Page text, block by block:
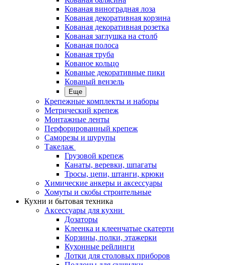
Кованая виноградная лоза
Кованая декоративная корзина
Кованая декоративная розетка
Кованая заглушка на столб
Кованая полоса
Кованая труба
Кованое кольцо
Кованые декоративные пики
Кованый вензель
Еще
Крепежные комплекты и наборы
Метрический крепеж
Монтажные ленты
Перфорированный крепеж
Саморезы и шурупы
Такелаж
Грузовой крепеж
Канаты, веревки, шпагаты
Тросы, цепи, штанги, крюки
Химические анкеры и аксессуары
Хомуты и скобы строительные
Кухни и бытовая техника
Аксессуары для кухни
Дозаторы
Клеенка и клеенчатые скатерти
Корзины, полки, этажерки
Кухонные рейлинги
Лотки для столовых приборов